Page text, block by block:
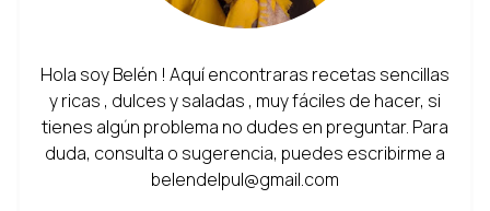
Hola soy Belén ! Aquí encontraras recetas sencillas
y ricas , dulces y saladas , muy fáciles de hacer, si
tienes algún problema no dudes en preguntar. Para
duda, consulta o sugerencia, puedes escribirme a
belendelpul@gmail.com